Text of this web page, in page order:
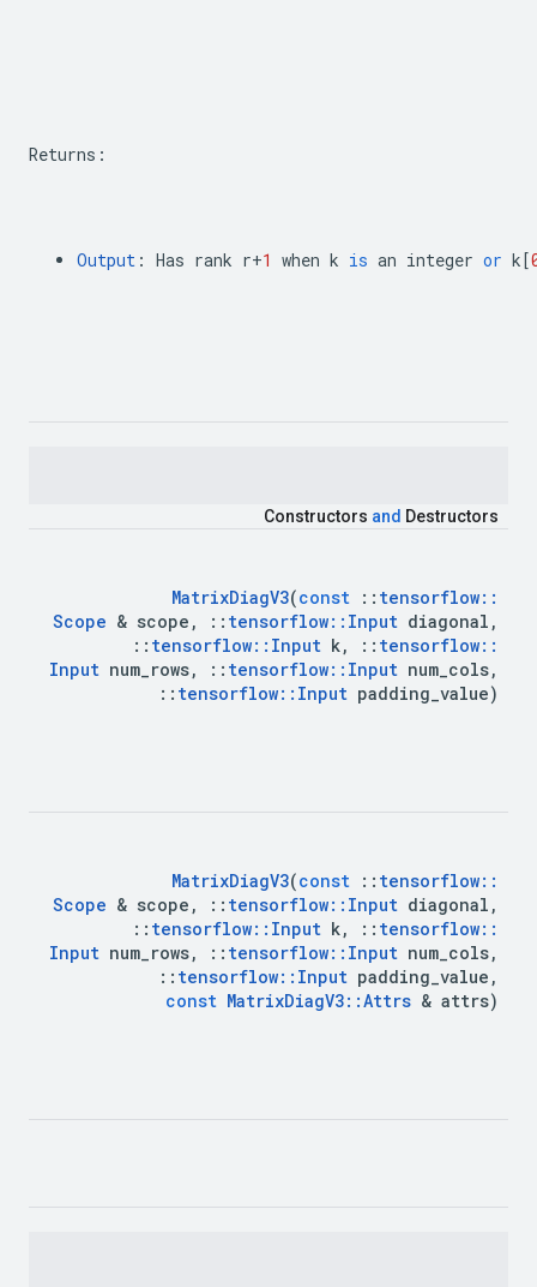
Returns :
Output : Has rank r+1 when k is an integer or k[
Constructors and Destructors
MatrixDiagV3(const :: tensorflow::
Scope & scope , :: tensorflow:: Input diagonal ,
:: tensorflow:: Input k, :: tensorflow::
Input num rows, :: tensorflow:: Input num cols,
:: tensorflow:: Input padding value)
MatrixDiagV3(const :: tensorflow::
Scope & scope , :: tensorflow:: Input diagonal ,
:: tensorflow:: Input k, :: tensorflow::
Input num rows, :: tensorflow:: Input num cols,
:: tensorflow:: Input padding value ,
const MatrixDiagV3::Attrs & attrs)